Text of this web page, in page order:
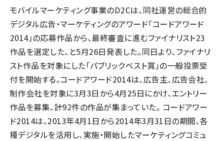
モバイルマーケティング事業のD2Cは、同社運営の総合的
デジタル広告・マーケティングのアワード「コードアワード
2014」の応募作品から、最終審査に進むファイナリスト23
作品を選定した、と5月26日発表した。同日より、ファイナリ
スト作品を対象にした「パブリックベスト賞」の一般投票受
付を開始する。コードアワード2014は、広告主、広告会社、
制作会社を対象に3月3日から4月25日にかけ、エントリー
作品を募集、計92件の作品が集まっていた。 コードアワー
ド2014は、2013年4月1日から2014年3月31日の期間、各
種デジタルを活用し、実施・開始したマーケティングコミュ